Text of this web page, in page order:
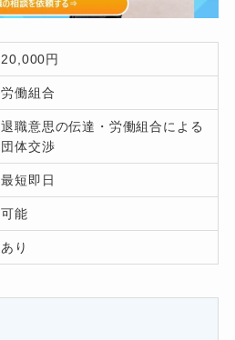
20,000円
労働組合
退職意思の伝達・労働組合による
団体交渉
最短即日
可能
あり